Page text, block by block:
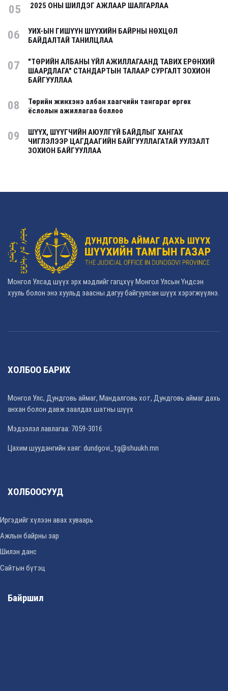
05 2025 ОНЫ ШИЛДЭГ АЖЛААР ШАЛГАРЛАА
06
УИХ-ЫН ГИШҮҮН ШҮҮХИЙН БАЙРНЫ НӨХЦӨЛ
БАЙДАЛТАЙ ТАНИЛЦЛАА
07
"ТӨРИЙН АЛБАНЫ ҮЙЛ АЖИЛЛАГААНД ТАВИХ ЕРӨНХИЙ
ШААРДЛАГА" СТАНДАРТЫН ТАЛААР СУРГАЛТ ЗОХИОН
БАЙГУУЛЛАА
08
Төрийн жинхэнэ албан хаагчийн тангараг өргөх
ёслолын ажиллагаа боллоо
09
ШҮҮХ, ШҮҮГЧИЙН АЮУЛГҮЙ БАЙДЛЫГ ХАНГАХ
ЧИГЛЭЛЭЭР ЦАГДААГИЙН БАЙГУУЛЛАГАТАЙ УУЛЗАЛТ
ЗОХИОН БАЙГУУЛЛАА
Монгол Улсад шүүх эрх мэдлийг гагцхүү Монгол Улсын Үндсэн
хууль болон энэ хуульд заасны дагуу байгуулсан шүүх хэрэгжүүлнэ.
ХОЛБОО БАРИХ
Монгол Улс, Дундговь аймаг, Мандалговь хот, Дундговь аймаг дахь
анхан болон давж заалдах шатны шүүх
Мэдээлэл лавлагаа: 7059-3016
Цахим шуудангийн хаяг: dundgovi_tg@shuukh.mn
ХОЛБООСУУД
Иргэдийг хүлээн авах хуваарь
Ажлын байрны зар
Шилэн данс
Сайтын бүтэц
Байршил